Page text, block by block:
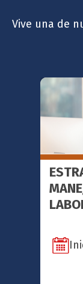
Vive una de